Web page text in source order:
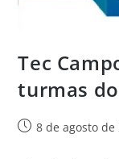
Tec
turmas
8 de agosto de